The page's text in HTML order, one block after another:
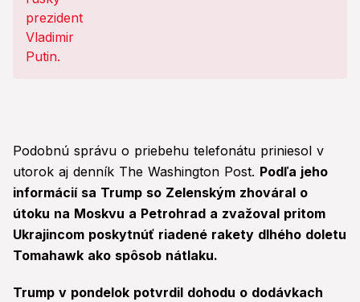
Podobnú správu o priebehu telefonátu priniesol v
utorok aj denník The Washington Post. Podľa jeho
informácií sa Trump so Zelenským zhováral o
útoku na Moskvu a Petrohrad a zvažoval pritom
Ukrajincom poskytnúť riadené rakety dlhého doletu
Tomahawk ako spôsob nátlaku.
Trump v pondelok potvrdil dohodu o dodávkach